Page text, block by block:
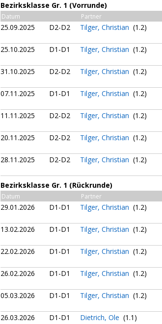
Bezirksklasse Gr. 1 (Vorrunde)
Datum Partner
25.09.2025 D2-D2 Tilger, Christian (1.2)
25.10.2025 D1-D1 Tilger, Christian (1.2)
31.10.2025 D2-D2 Tilger, Christian (1.2)
07.11.2025 D1-D1 Tilger, Christian (1.2)
11.11.2025 D2-D2 Tilger, Christian (1.2)
20.11.2025 D2-D2 Tilger, Christian (1.2)
28.11.2025 D2-D2 Tilger, Christian (1.2)
Bezirksklasse Gr. 1 (Rückrunde)
Datum Partner
29.01.2026 D1-D1 Tilger, Christian (1.2)
13.02.2026 D1-D1 Tilger, Christian (1.2)
22.02.2026 D1-D1 Tilger, Christian (1.2)
26.02.2026 D1-D1 Tilger, Christian (1.2)
05.03.2026 D1-D1 Tilger, Christian (1.2)
26.03.2026 D1-D1 Dietrich, Ole (1.1)